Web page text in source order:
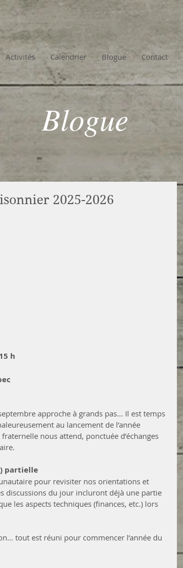
Activités Calendrier Blogue Contact
Blogue
2025-2026
h
approche à grands pas... Il est temps
au lancement de l’année
nous attend, ponctuée d’échanges
partielle
pour revisiter nos orientations et
discussions du jour incluront déjà une partie
les aspects techniques (finances, etc.) lors
tout est réuni pour commencer l’année du